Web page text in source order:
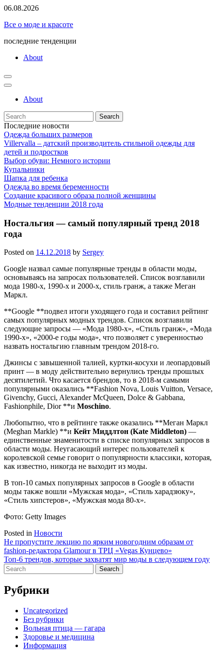
Skip
content
06.08.2026
Все о моде и красоте
последние тенденции
About
About
Search
for:
Последние новости
Одежда больших размеров
Villervalla – датский производитель стильной одежды для
детей и подростков
Выбор обуви: Немного истории
Купальники
Шапка для ребенка
Одежда во время беременности
Создание красивого образа полной женщины
Модные тенденции 2018 года
Ностальгия — самый популярный тренд 2018
года
Posted on 14.12.2018 by Sergey
Google назвал самые популярные тренды в области моды,
основываясь на запросах пользователей. Список возглавили
мода 1980-х, 1990-х и 2000-х, стиль гранж, а также Меган
Маркл.
**Google **подвел итоги уходящего года и составил рейтинг
самых популярных модных трендов. Список возглавили
следующие запросы — «Мода 1980-х», «Стиль гранж», «Мода
1990-х», «2000-е годы мода», что позволяет с уверенностью
назвать ностальгию главным трендом 2018-го.
Джинсы с завышенной талией, куртки-косухи и леопардовый
принт — в моду действительно вернулись тренды прошлых
десятилетий. Что касается брендов, то в 2018-м самыми
популярными оказались **Fashion Nova, Louis Vuitton, Versace,
Givenchy, Gucci, Alexander McQueen, Dolce & Gabbana,
Fashionphile, Dior **и Moschino.
Любопытно, что в рейтинге также оказались **Меган Маркл
(Meghan Markle) **и Кейт Миддлтон (Kate Middleton) —
единственные знаменитости в списке популярных запросов в
области моды. Неугасающий интерес пользователей к
королевской семье говорит о популярности классики, которая,
как известно, никогда не выходит из моды.
В топ-10 самых популярных запросов в Google в области
моды также вошли «Мужская мода», «Стиль харадзюку»,
«Стиль хипстеров», «Мужская мода 80-х».
Фото: Getty Images
Posted in Новости
Навигация
по
записям
Не пропустите лекцию по ярким новогодним образам от
fashion-редактора Glamour в ТРЦ «Vegas Кунцево»
Топ-6 трендов, которые захватят мир моды в следующем году
Search
for:
Рубрики
Uncategorized
Без рубрики
Вольная птица — гагара
Здоровье и медицина
Информация